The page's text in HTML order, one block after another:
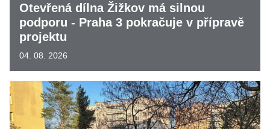
Otevřená dílna Žižkov má silnou
podporu - Praha 3 pokračuje v přípravě
projektu
04. 08. 2026